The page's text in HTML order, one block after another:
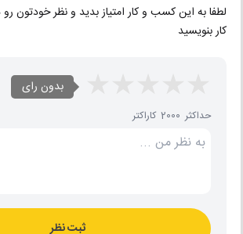
لطفا به این کسب و کار امتیاز بدید و نظر خودتون
کار بنویسید
بدون رای
حداکثر 2000 کاراکتر
ثبت نظر